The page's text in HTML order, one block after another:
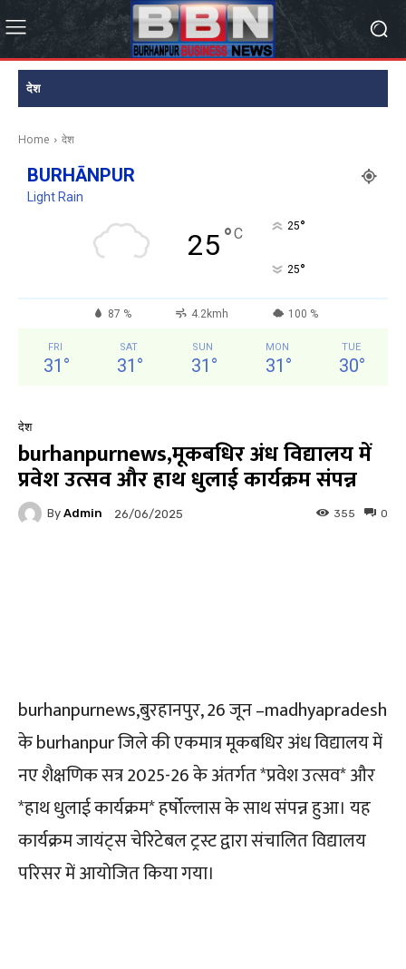
देश
Home देश
BURHĀNPUR
Light Rain
25°C 25°
25°
87 % 4.2kmh 100 %
FRI
31 °
SAT
31 °
SUN
31 °
MON
31 °
TUE
30°
देश
burhanpurnews,मूकबधिर अंध विद्यालय में
प्रवेश उत्सव और हाथ धुलाई कार्यक्रम संपन्न
By Admin 26/06/2025 0
355
burhanpurnews,बुरहानपुर, 26 जून –madhyapradesh
के burhanpur जिले की एकमात्र मूकबधिर अंध विद्यालय में
नए शैक्षणिक सत्र 2025-26 के अंतर्गत *प्रवेश उत्सव* और
*हाथ धुलाई कार्यक्रम* हर्षोल्लास के साथ संपन्न हुआ। यह
कार्यक्रम जायंट्स चेरिटेबल ट्रस्ट द्वारा संचालित विद्यालय
परिसर में आयोजित किया गया।